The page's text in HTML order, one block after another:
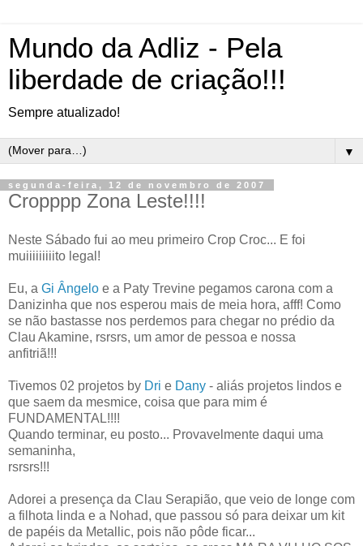
Mundo da Adliz - Pela
liberdade de criação!!!
Sempre atualizado!
▼
segunda-feira, 12 de novembro de 2007
Cropppp Zona Leste!!!!
Neste Sábado fui ao meu primeiro Crop Croc... E foi
muiiiiiiiiito legal!
Eu, a Gi Ângelo e a Paty Trevine pegamos carona com a
Danizinha que nos esperou mais de meia hora, afff! Como
se não bastasse nos perdemos para chegar no prédio da
Clau Akamine, rsrsrs, um amor de pessoa e nossa
anfitriã!!!
Tivemos 02 projetos by Dri e Dany - aliás projetos lindos e
que saem da mesmice, coisa que para mim é
FUNDAMENTAL!!!!
Quando terminar, eu posto... Provavelmente daqui uma
semaninha,
rsrsrs!!!
Adorei a presença da Clau Serapião, que veio de longe com
a filhota linda e a Nohad, que passou só para deixar um kit
de papéis da Metallic, pois não pôde ficar...